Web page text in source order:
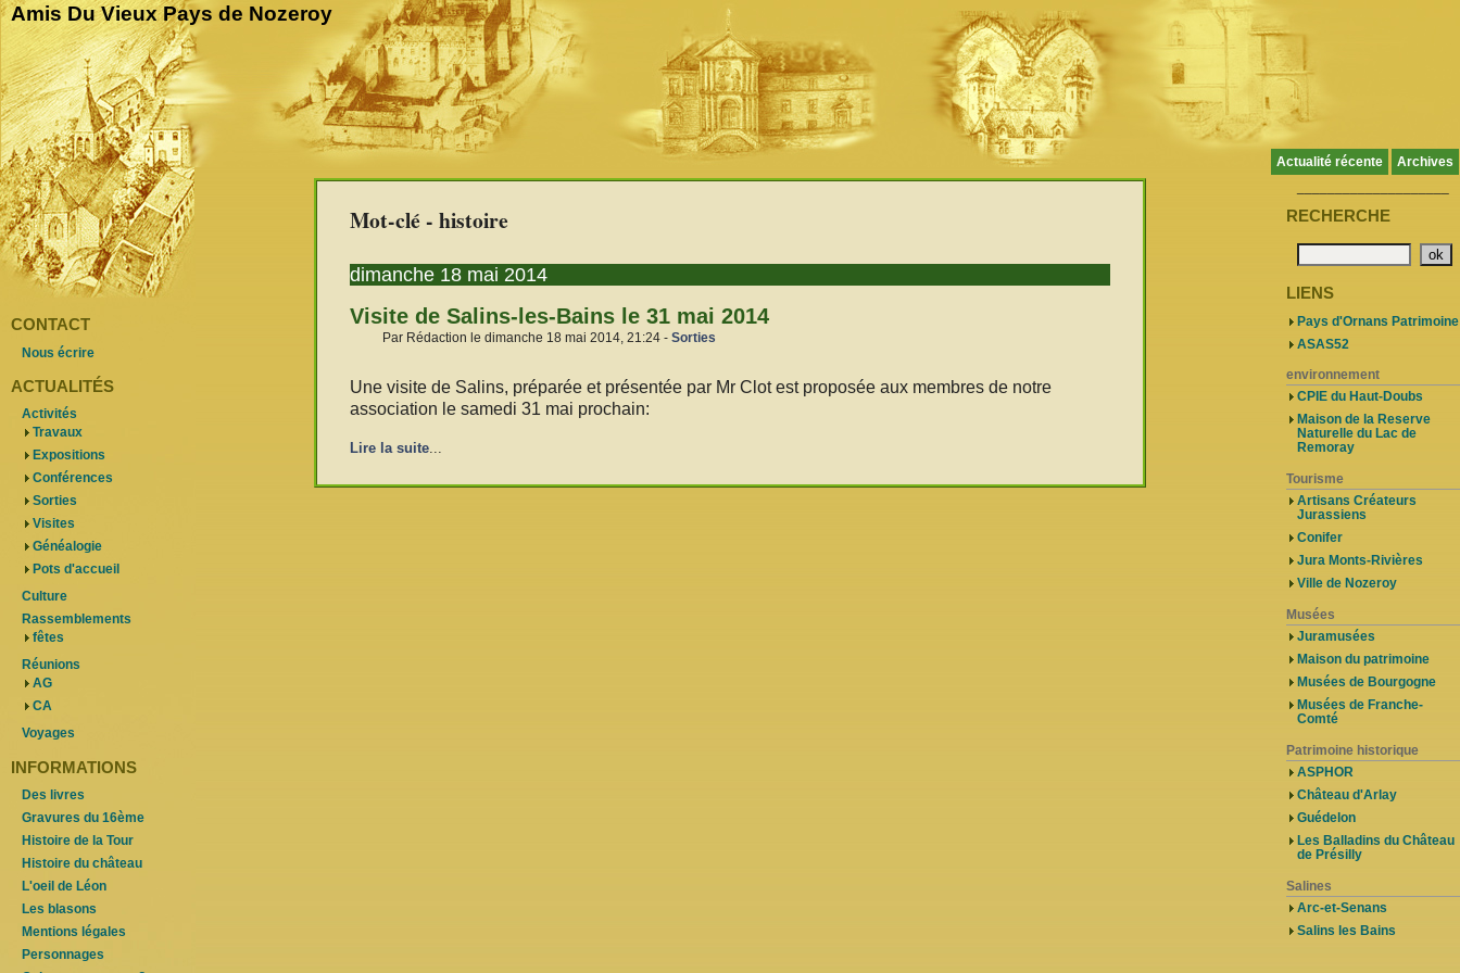
Amis Du Vieux Pays de Nozeroy
Actualité récente Archives
Mot-clé - histoire
dimanche 18 mai 2014
Visite de Salins-les-Bains le 31 mai 2014
Par Rédaction le dimanche 18 mai 2014, 21:24 - Sorties
Une visite de Salins, préparée et présentée par Mr Clot est proposée aux membres de notre
association le samedi 31 mai prochain:
Lire la suite...
CONTACT
Nous écrire
ACTUALITÉS
Activités
Travaux
Expositions
Conférences
Sorties
Visites
Généalogie
Pots d'accueil
Culture
Rassemblements
fêtes
Réunions
AG
CA
Voyages
INFORMATIONS
Des livres
Gravures du 16ème
Histoire de la Tour
Histoire du château
L'oeil de Léon
Les blasons
Mentions légales
Personnages
RECHERCHE
LIENS
Pays d'Ornans Patrimoine
ASAS52
environnement
CPIE du Haut-Doubs
Maison de la Reserve
Naturelle du Lac de
Remoray
Tourisme
Artisans Créateurs
Jurassiens
Conifer
Jura Monts-Rivières
Ville de Nozeroy
Musées
Juramusées
Maison du patrimoine
Musées de Bourgogne
Musées de Franche-
Comté
Patrimoine historique
ASPHOR
Château d'Arlay
Guédelon
Les Balladins du Château
de Présilly
Salines
Arc-et-Senans
Salins les Bains